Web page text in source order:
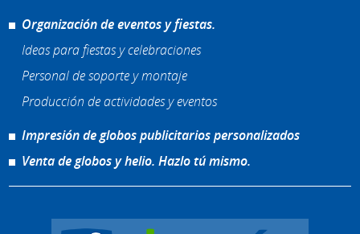
Organización de eventos y fiestas.
Ideas para fiestas y celebraciones
Personal de soporte y montaje
Producción de actividades y eventos
Impresión de globos publicitarios personalizados
Venta de globos y helio. Hazlo tú mismo.